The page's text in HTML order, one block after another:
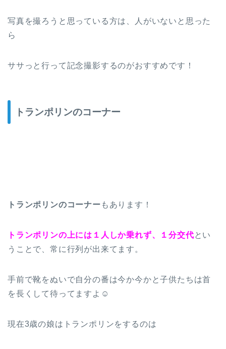
写真を撮ろうと思っている方は、人がいないと思った
ら
ササっと行って記念撮影するのがおすすめです！
トランポリンのコーナー
トランポリンのコーナー もあります！
トランポリンの上には１人しか乗れず、１分交代 とい
うことで、常に行列が出来てます。
手前で靴をぬいで自分の番は今か今かと子供たちは首
を長くして待ってますよ☺
現在3歳の娘はトランポリンをするのは